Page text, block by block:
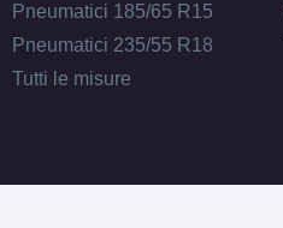
Pneumatici 185/65 R15
Pneumatici 235/55 R18
Tutti le misure